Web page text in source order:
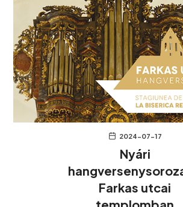
2024-07-17
Nyári
Farkas utcai